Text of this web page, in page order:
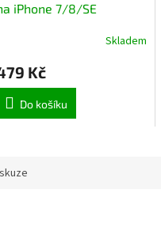
iPhone 7/8/SE
5,0
Skladem
Kč
Do košíku